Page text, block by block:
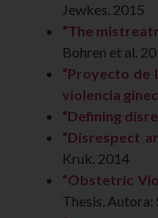
Jewkes. 2015
“The
Bohren et al.
“Proyecto de
violencia
“Defining
“Disrespect
Kruk. 2014
“Obstetric
Thesis, Autora: